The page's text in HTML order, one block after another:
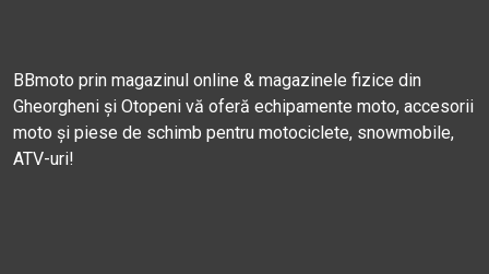
BBmoto prin magazinul online & magazinele fizice din
Gheorgheni și Otopeni vă oferă echipamente moto, accesorii
moto și piese de schimb pentru motociclete, snowmobile,
ATV-uri!